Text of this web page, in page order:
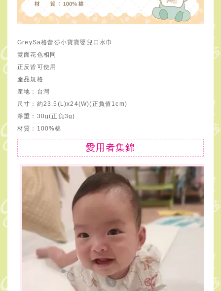
GreySa格蕾莎小寶寶嬰兒口水巾
雙面花色相同
正反皆可使用
產品規格
產地：台灣
尺寸：約23.5(L)x24(W)(正負值1cm)
淨重：30g(正負3g)
材質：100%棉
愛用者集錦